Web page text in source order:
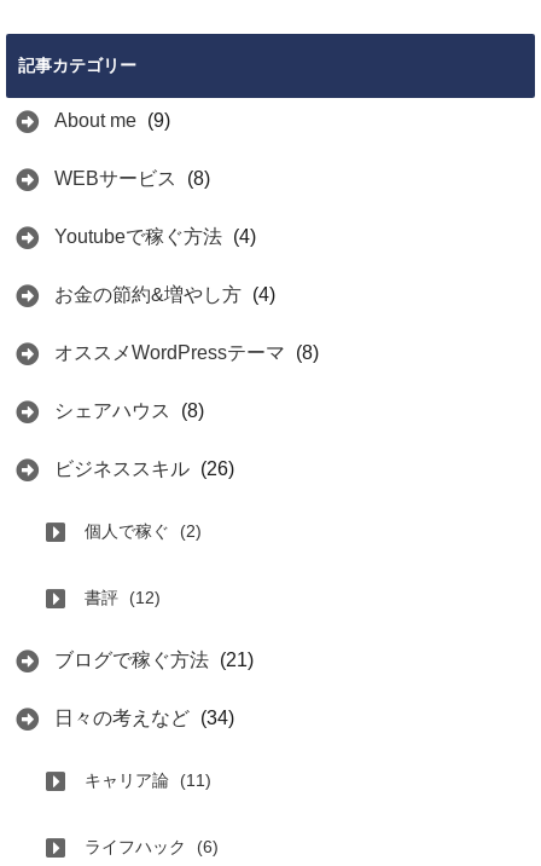
記事カテゴリー
About me (9)
WEBサービス (8)
Youtubeで稼ぐ方法 (4)
お金の節約&増やし方 (4)
オススメWordPressテーマ (8)
シェアハウス (8)
ビジネススキル (26)
個人で稼ぐ (2)
書評 (12)
ブログで稼ぐ方法 (21)
日々の考えなど (34)
キャリア論 (11)
ライフハック (6)